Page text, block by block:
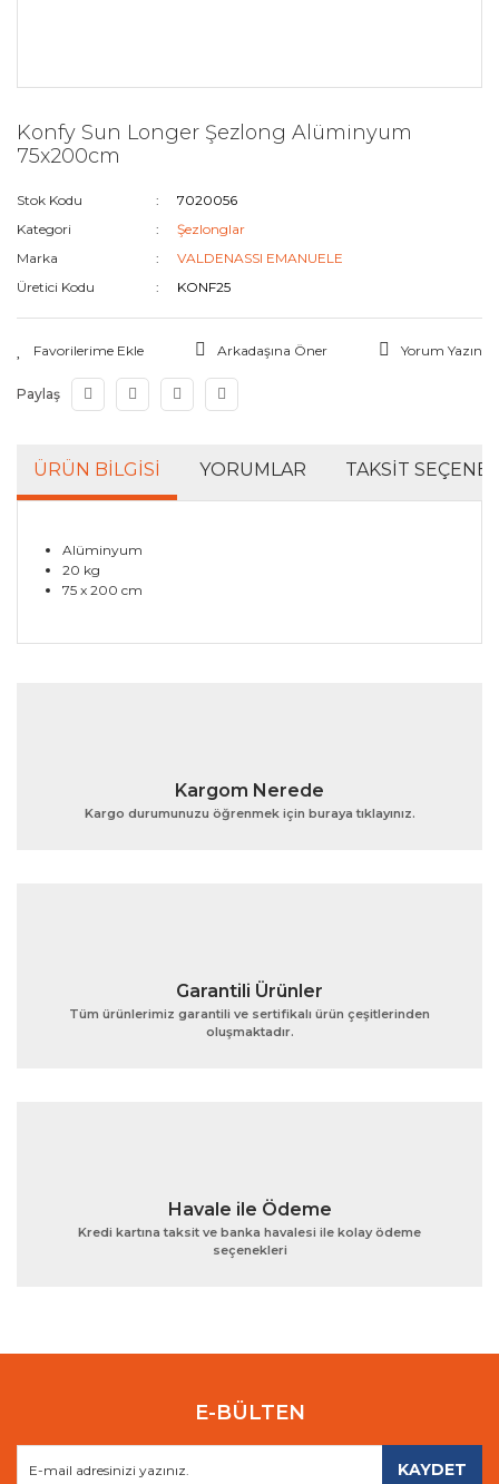
Konfy Sun Longer Şezlong Alüminyum
75x200cm
Stok Kodu
7020056
Kategori
Şezlonglar
Marka
VALDENASSI EMANUELE
Üretici Kodu
KONF25
Arkadaşına Öner Yorum Yazın
Paylaş
ÜRÜN BILGISI YORUMLAR TAKSIT
Alüminyum
20 kg
75 x 200 cm
Bu ürünün fiyat bilgisi, resim, ürün açıklamalarında ve
Ürün açıklamasında eksik bilgiler bulunuyor.
Gönder
Kargom Nerede
Kargo durumunuzu öğrenmek için buraya tıklayınız.
Garantili Ürünler
Tüm ürünlerimiz garantili ve sertifikalı ürün çeşitlerinden
oluşmaktadır.
Havale ile Ödeme
Kredi kartına taksit ve banka havalesi ile kolay ödeme
seçenekleri
E-BÜLTEN
KAYDET